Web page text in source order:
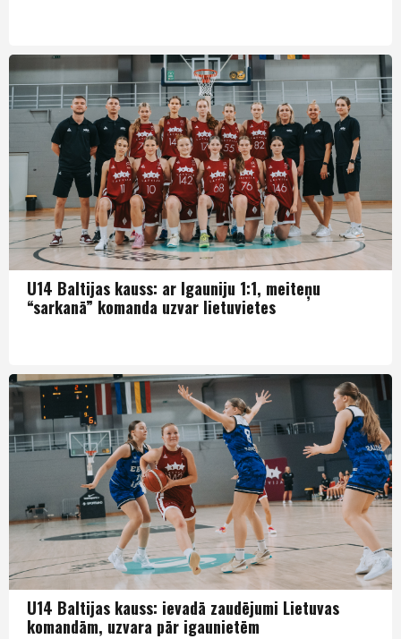
Puiši U14
U14 Baltijas kauss: ar Igauniju 1:1, meiteņu
“sarkanā” komanda uzvar lietuvietes
Puiši U14
U14 Baltijas kauss: ievadā zaudējumi Lietuvas
komandām, uzvara pār igaunietēm